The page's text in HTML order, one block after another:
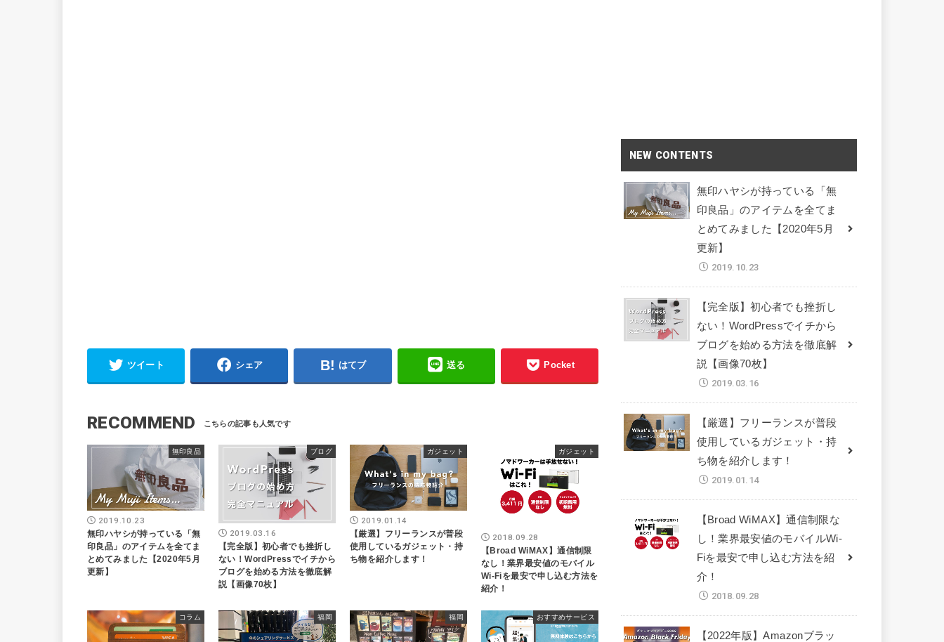
ツイート シェア はてブ 送る Pocket
RECOMMEND
無印良品
2019.10.23
無印ハヤシが持っている「無
印良品」のアイテムを全てま
とめてみました【2020年5月
更新】
ブログ
2019.03.16
【完全版】初心者でも挫折し
ない！WordPressでイチから
ブログを始める方法を徹底解
説【画像70枚】
ガジェット
2019.01.14
【厳選】フリーランスが普段
使用しているガジェット・持
ち物を紹介します！
ガジェット
2018.09.28
【Broad WiMAX】通信制限
なし！業界最安値のモバイル
Wi-Fiを最安で申し込む方法を
紹介！
コラム 福岡 福岡 おすすめサービス
NEW CONTENTS
無印ハヤシが持っている「無
印良品」のアイテムを全てま
とめてみました【2020年5月
更新】
2019.10.23
【完全版】初心者でも挫折し
ない！WordPressでイチから
ブログを始める方法を徹底解
説【画像70枚】
2019.03.16
【厳選】フリーランスが普段
使用しているガジェット・持
ち物を紹介します！
2019.01.14
【Broad WiMAX】通信制限な
し！業界最安値のモバイルWi-
Fiを最安で申し込む方法を紹
介！
2018.09.28
【2022年版】Amazonブラッ